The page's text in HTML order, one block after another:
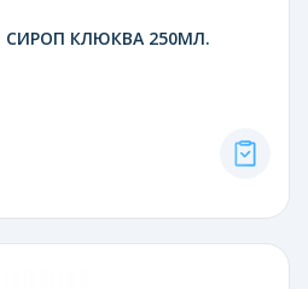
КЛЮКВА 250МЛ.